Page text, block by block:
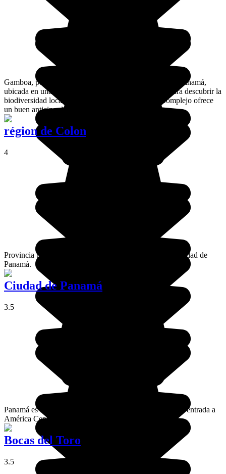
Gamboa, pequeña ciudad situada al borde del canal de Panamá,
ubicada en una exuberante selva, es una bella etapa para descubrir la
biodiversidad local y particularmente las aves. Su complejo ofrece
un buen anticipo de un viaje de lujo.
région de Colon
4
Provincia ubicada en la costa del Pacífico al este de la ciudad de
Panamá.
Ciudad de Panamá
3.5
Panamá es la capital del país. Es una verdadera puerta de entrada a
América Central.
Bocas del Toro
3.5